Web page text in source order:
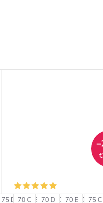
75 D 80 B 80 C 80 D
70 C 70 D 70 E 75 C